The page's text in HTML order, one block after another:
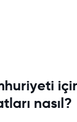
nasıl?